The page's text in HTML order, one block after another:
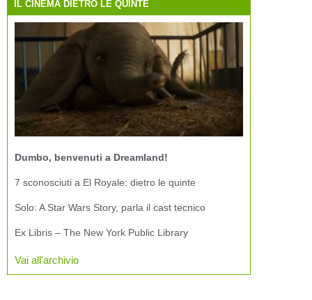
IL CINEMA DIETRO LE QUINTE
Dumbo, benvenuti a Dreamland!
7 sconosciuti a El Royale: dietro le quinte
Solo: A Star Wars Story, parla il cast tecnico
Ex Libris – The New York Public Library
Vai all'archivio